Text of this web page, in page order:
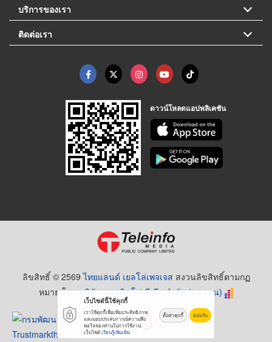
บริการของเรา
ติดต่อเรา
ดาวน์โหลดแอปพลิเคชัน
ลิขสิทธิ์ © 2569ไทยแลนด์ เยลโล่เพจเจส สงวนลิขสิทธิ์ตามกฏ
หมาย โดยบริษัท เทเลอินโฟ มีเดีย จำกัด (มหาชน)
เว็บไซต์นี้ใช้คุกกี้
เราใช้คุกกี้เพื่อเพิ่มประสิทธิภาพ
และมอบประสบการณ์ความพึง
พอใจของท่านในการใช้งาน
เว็บไซต์เรียนรู้เพิ่มเติม
ตั้งค่าคุกกี้ ยอมรับ